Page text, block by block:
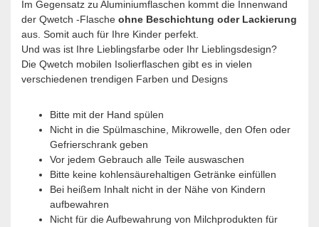
Im Gegensatz zu Aluminiumflaschen kommt die Innenwand
der Qwetch -Flasche ohne Beschichtung oder Lackierung
aus. Somit auch für Ihre Kinder perfekt.
Und was ist Ihre Lieblingsfarbe oder Ihr Lieblingsdesign?
Die Qwetch mobilen Isolierflaschen gibt es in vielen
verschiedenen trendigen Farben und Designs
Bitte mit der Hand spülen
Nicht in die Spülmaschine, Mikrowelle, den Ofen oder
Gefrierschrank geben
Vor jedem Gebrauch alle Teile auswaschen
Bitte keine kohlensäurehaltigen Getränke einfüllen
Bei heißem Inhalt nicht in der Nähe von Kindern
aufbewahren
Nicht für die Aufbewahrung von Milchprodukten für